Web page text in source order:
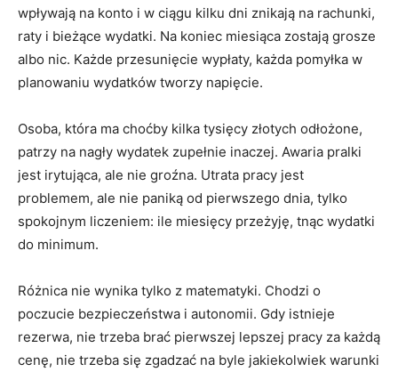
wpływają na konto i w ciągu kilku dni znikają na rachunki,
raty i bieżące wydatki. Na koniec miesiąca zostają grosze
albo nic. Każde przesunięcie wypłaty, każda pomyłka w
planowaniu wydatków tworzy napięcie.
Osoba, która ma choćby kilka tysięcy złotych odłożone,
patrzy na nagły wydatek zupełnie inaczej. Awaria pralki
jest irytująca, ale nie groźna. Utrata pracy jest
problemem, ale nie paniką od pierwszego dnia, tylko
spokojnym liczeniem: ile miesięcy przeżyję, tnąc wydatki
do minimum.
Różnica nie wynika tylko z matematyki. Chodzi o
poczucie bezpieczeństwa i autonomii. Gdy istnieje
rezerwa, nie trzeba brać pierwszej lepszej pracy za każdą
cenę, nie trzeba się zgadzać na byle jakiekolwiek warunki